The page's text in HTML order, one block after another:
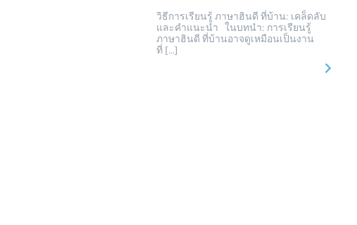
วิธีการเรียนรู้ ภาษาฮินดี ที่บ้าน: เคล็ดลับ
และคำแนะนำ ในบทนำ: การเรียนรู้
ภาษาฮินดี ที่บ้านอาจดูเหมือนเป็นงาน
ที่ […]